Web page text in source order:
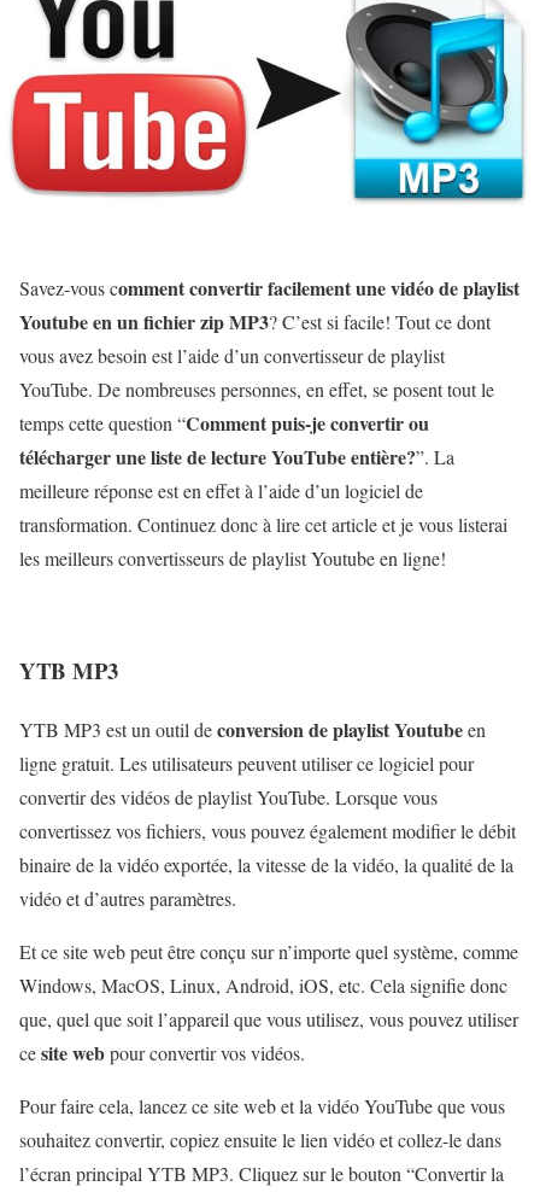
Savez-vous comment convertir facilement une vidéo de playlist
Youtube en un fichier zip MP3? C’est si facile! Tout ce dont
vous avez besoin est l’aide d’un convertisseur de playlist
YouTube. De nombreuses personnes, en effet, se posent tout le
temps cette question “Comment puis-je convertir ou
télécharger une liste de lecture YouTube entière?”. La
meilleure réponse est en effet à l’aide d’un logiciel de
transformation. Continuez donc à lire cet article et je vous listerai
les meilleurs convertisseurs de playlist Youtube en ligne!
YTB MP3
YTB MP3 est un outil deconversion de playlist Youtubeen
ligne gratuit. Les utilisateurs peuvent utiliser ce logiciel pour
convertir des vidéos de playlist YouTube. Lorsque vous
convertissez vos fichiers, vous pouvez également modifier le débit
binaire de la vidéo exportée, la vitesse de la vidéo, la qualité de la
vidéo et d’autres paramètres.
Et ce site web peut être conçu sur n’importe quel système, comme
Windows, MacOS, Linux, Android, iOS, etc. Cela signifie donc
que, quel que soit l’appareil que vous utilisez, vous pouvez utiliser
cesite webpour convertir vos vidéos.
Pour faire cela, lancez ce site web et la vidéo YouTube que vous
souhaitez convertir, copiez ensuite le lien vidéo et collez-le dans
l’écran principal YTB MP3. Cliquez sur le bouton “Convertir la